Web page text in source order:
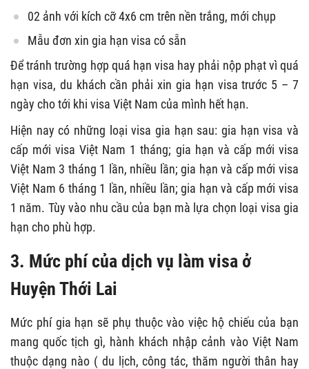
02 ảnh với kích cỡ 4x6 cm trên nền trắng, mới chụp
Mẫu đơn xin gia hạn visa có sẵn
Để tránh trường hợp quá hạn visa hay phải nộp phạt vì quá
hạn visa, du khách cần phải xin gia hạn visa trước 5 – 7
ngày cho tới khi visa Việt Nam của mình hết hạn.
Hiện nay có những loại visa gia hạn sau: gia hạn visa và
cấp mới visa Việt Nam 1 tháng; gia hạn và cấp mới visa
Việt Nam 3 tháng 1 lần, nhiều lần; gia hạn và cấp mới visa
Việt Nam 6 tháng 1 lần, nhiều lần; gia hạn và cấp mới visa
1 năm. Tùy vào nhu cầu của bạn mà lựa chọn loại visa gia
hạn cho phù hợp.
3. Mức phí của dịch vụ làm visa ở
Huyện Thới Lai
Mức phí gia hạn sẽ phụ thuộc vào việc hộ chiếu của bạn
mang quốc tịch gì, hành khách nhập cảnh vào Việt Nam
thuộc dạng nào ( du lịch, công tác, thăm người thân hay